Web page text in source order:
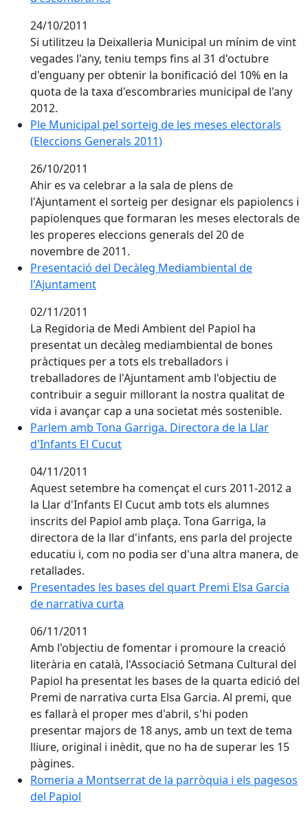
24/10/2011
Si utilitzeu la Deixalleria Municipal un mínim de vint
vegades l'any, teniu temps fins al 31 d'octubre
d'enguany per obtenir la bonificació del 10% en la
quota de la taxa d'escombraries municipal de l'any
2012.
Ple Municipal pel sorteig de les meses electorals
Ple Municipal pel sorteig de les meses electorals
(Eleccions Generals 2011)
26/10/2011
Ahir es va celebrar a la sala de plens de
l'Ajuntament el sorteig per designar els papiolencs i
papiolenques que formaran les meses electorals de
les properes eleccions generals del 20 de
novembre de 2011.
Presentació del Decàleg Mediambiental de
Presentació del Decàleg Mediambiental de
l'Ajuntament
02/11/2011
La Regidoria de Medi Ambient del Papiol ha
presentat un decàleg mediambiental de bones
pràctiques per a tots els treballadors i
treballadores de l'Ajuntament amb l'objectiu de
contribuir a seguir millorant la nostra qualitat de
vida i avançar cap a una societat més sostenible.
Parlem amb Tona Garriga. Directora de la Llar
Parlem amb Tona Garriga. Directora de la Llar
d'Infants El Cucut
04/11/2011
Aquest setembre ha començat el curs 2011-2012 a
la Llar d'Infants El Cucut amb tots els alumnes
inscrits del Papiol amb plaça. Tona Garriga, la
directora de la llar d'infants, ens parla del projecte
educatiu i, com no podia ser d'una altra manera, de
retallades.
Presentades les bases del quart Premi Elsa Garcia
Presentades les bases del quart Premi Elsa Garcia
de narrativa curta
06/11/2011
Amb l'objectiu de fomentar i promoure la creació
literària en català, l'Associació Setmana Cultural del
Papiol ha presentat les bases de la quarta edició del
Premi de narrativa curta Elsa Garcia. Al premi, que
es fallarà el proper mes d'abril, s'hi poden
presentar majors de 18 anys, amb un text de tema
lliure, original i inèdit, que no ha de superar les 15
pàgines.
Romeria a Montserrat de la parròquia i els pagesos
Romeria a Montserrat de la parròquia i els pagesos
del Papiol